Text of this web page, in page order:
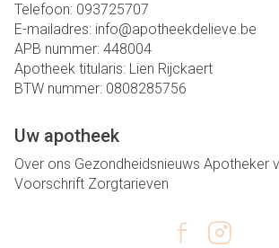
Telefoon: 093725707
E-mailadres: info@apotheekdelieve.be
APB nummer: 448004
Apotheek titularis: Lien Rijckaert
BTW nummer: 0808285756
Uw apotheek
Over ons Gezondheidsnieuws Apotheker
Voorschrift Zorgtarieven